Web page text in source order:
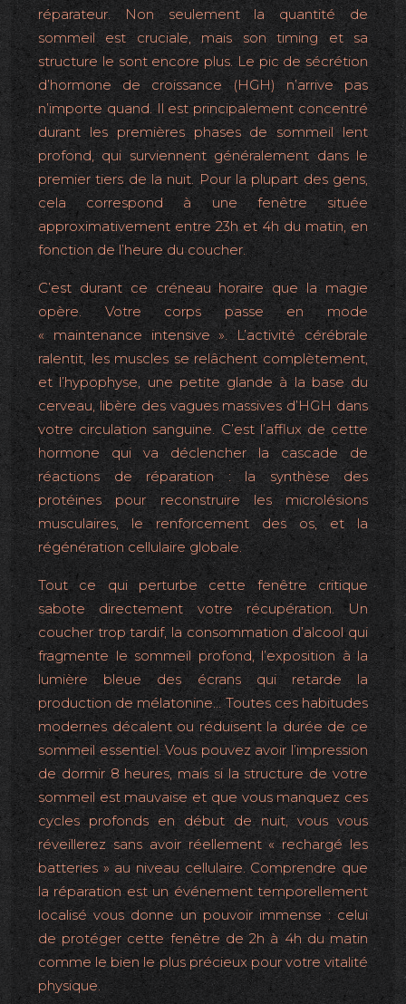
réparateur. Non seulement la quantité de
sommeil est cruciale, mais son timing et sa
structure le sont encore plus. Le pic de sécrétion
d’hormone de croissance (HGH) n’arrive pas
n’importe quand. Il est principalement concentré
durant les premières phases de sommeil lent
profond, qui surviennent généralement dans le
premier tiers de la nuit. Pour la plupart des gens,
cela correspond à une fenêtre située
approximativement entre 23h et 4h du matin, en
fonction de l’heure du coucher.
C’est durant ce créneau horaire que la magie
opère. Votre corps passe en mode
« maintenance intensive ». L’activité cérébrale
ralentit, les muscles se relâchent complètement,
et l’hypophyse, une petite glande à la base du
cerveau, libère des vagues massives d’HGH dans
votre circulation sanguine. C’est l’afflux de cette
hormone qui va déclencher la cascade de
réactions de réparation : la synthèse des
protéines pour reconstruire les microlésions
musculaires, le renforcement des os, et la
régénération cellulaire globale.
Tout ce qui perturbe cette fenêtre critique
sabote directement votre récupération. Un
coucher trop tardif, la consommation d’alcool qui
fragmente le sommeil profond, l’exposition à la
lumière bleue des écrans qui retarde la
production de mélatonine… Toutes ces habitudes
modernes décalent ou réduisent la durée de ce
sommeil essentiel. Vous pouvez avoir l’impression
de dormir 8 heures, mais si la structure de votre
sommeil est mauvaise et que vous manquez ces
cycles profonds en début de nuit, vous vous
réveillerez sans avoir réellement « rechargé les
batteries » au niveau cellulaire. Comprendre que
la réparation est un événement temporellement
localisé vous donne un pouvoir immense : celui
de protéger cette fenêtre de 2h à 4h du matin
comme le bien le plus précieux pour votre vitalité
physique.